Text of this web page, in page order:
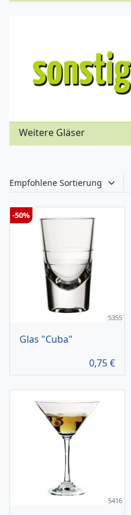
Weitere Gläser
5355
Glas "Cuba"
0,75€
-50%
5416